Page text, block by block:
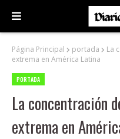
Página Principal portada
La
extrema en América Latina
PORTADA
La concentración
extrema en